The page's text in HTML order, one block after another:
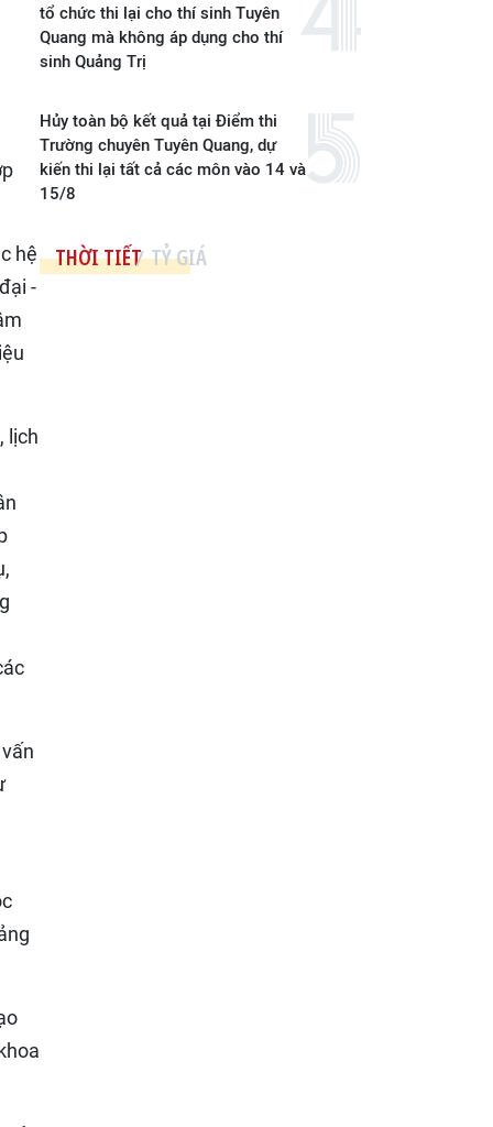
hệ
-
lịch
tổ chức thi lại cho thí sinh Tuyên
Quang mà không áp dụng cho thí
sinh Quảng Trị
Hủy toàn bộ kết quả tại Điểm thi
Trường chuyên Tuyên Quang, dự
kiến thi lại tất cả các môn vào 14 và
15/8
THỜI TIẾT TỶ GIÁ